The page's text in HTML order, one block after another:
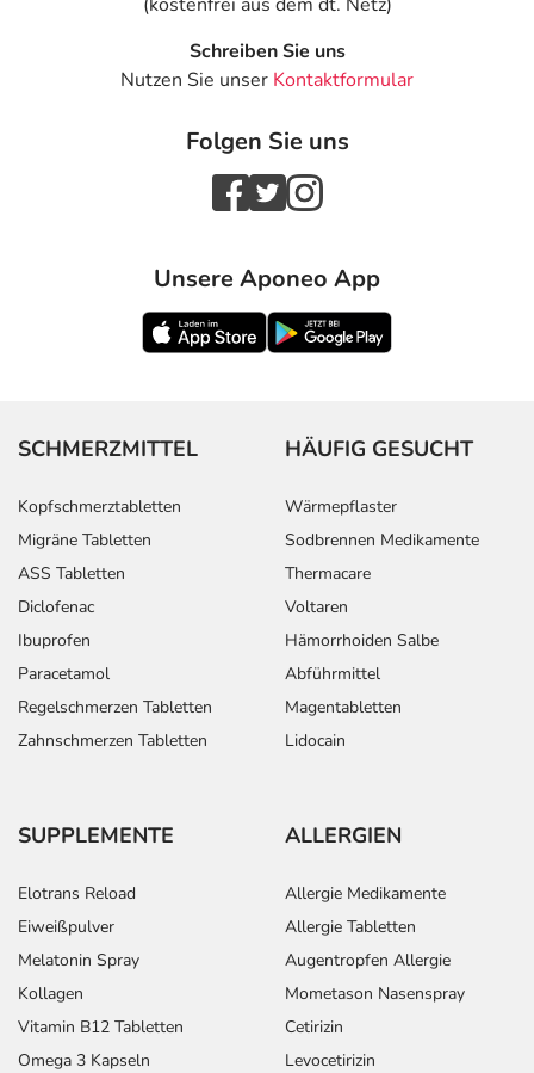
Schreiben Sie uns
Nutzen Sie unser Kontaktformular
Folgen Sie uns
Unsere Aponeo App
SCHMERZMITTEL
Kopfschmerztabletten
Migräne Tabletten
ASS Tabletten
Diclofenac
Ibuprofen
Paracetamol
Regelschmerzen Tabletten
Zahnschmerzen Tabletten
HÄUFIG GESUCHT
Wärmepflaster
Sodbrennen Medikamente
Thermacare
Voltaren
Hämorrhoiden Salbe
Abführmittel
Magentabletten
Lidocain
SUPPLEMENTE
Elotrans Reload
Eiweißpulver
Melatonin Spray
Kollagen
Vitamin B12 Tabletten
Omega 3 Kapseln
ALLERGIEN
Allergie Medikamente
Allergie Tabletten
Augentropfen Allergie
Mometason Nasenspray
Cetirizin
Levocetirizin